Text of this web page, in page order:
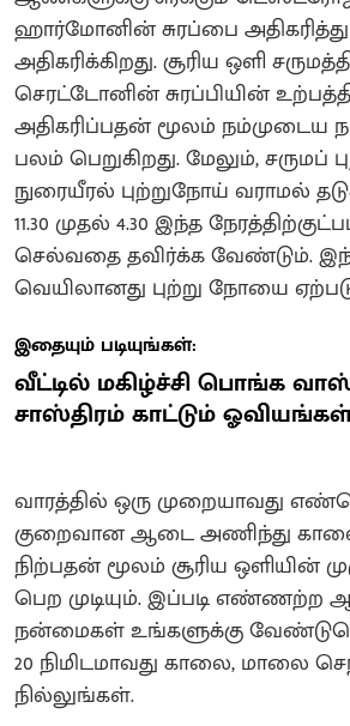
ஹார்மோனின் சுரப்பை
அதிகரிக்கிறது. சூரிய ஒளி
செரட்டோனின் சுரப்பியின்
அதிகரிப்பதன் மூலம் நம்முடைய
பலம் பெறுகிறது. மேலும், சருமப்
நுரையீரல் புற்றுநோய் வராமல்
11.30 முதல் 4.30 இந்த
செல்வதை தவிர்க்க வேண்டும்.
வெயிலானது புற்று நோயை
இதையும் படியுங்கள்:
வீட்டில் மகிழ்ச்சி பொங்க
சாஸ்திரம் காட்டும்
வாரத்தில் ஒரு முறையாவது
குறைவான ஆடை அணிந்து
நிற்பதன் மூலம் சூரிய ஒளியின்
பெற முடியும். இப்படி எண்ணற்ற
நன்மைகள் உங்களுக்கு
20 நிமிடமாவது காலை, மாலை
நில்லுங்கள்.